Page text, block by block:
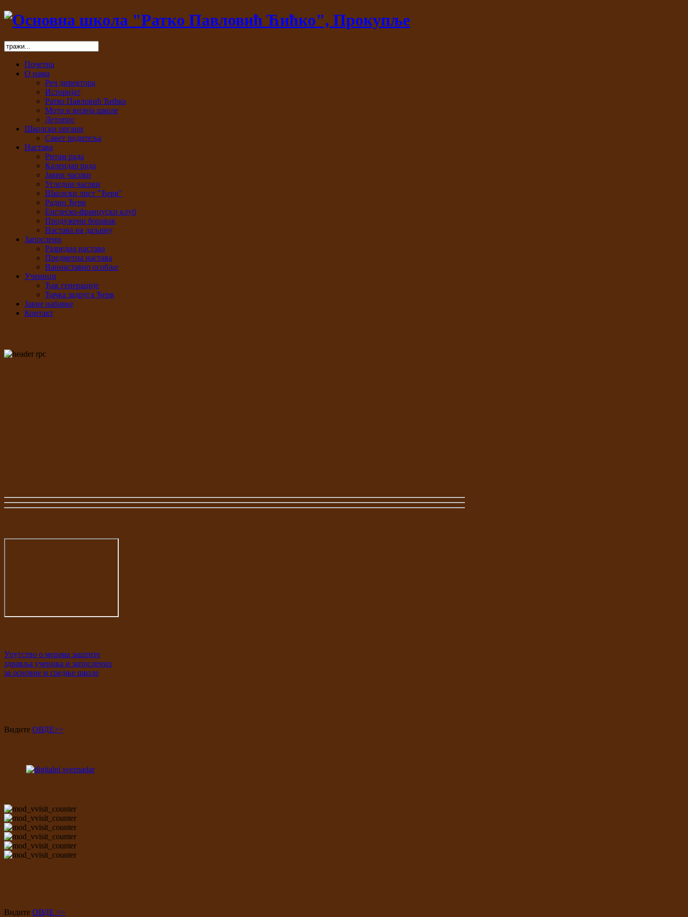
Почетна
О нама
Реч директора
Историјат
Ратко Павловић Ћићко
Мото и визија школе
Летопис
Школски органи
Савет родитеља
Настава
Ритам рада
Календар рада
Јавни часови
Угледни часови
Школски лист "Ђерв"
Радио Ђерв
Енглеско-француски клуб
Продужени боравак
Настава на даљину
Запослени
Разредна настава
Предметна настава
Ваннаставно особље
Ученици
Ђак генерације
Ђачка задруга Ђерв
Јавне набавке
Контакт
Упутство о мерама заштите
здравља ученика и запослених
за основне и средње школе
Видите ОВДЕ>>
Видите ОВДЕ >>